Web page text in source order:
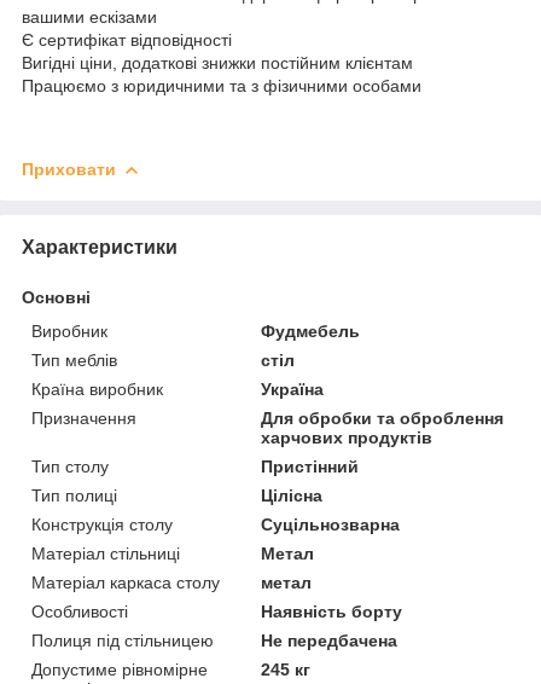
вашими ескізами
Є сертифікат відповідності
Вигідні ціни, додаткові знижки постійним клієнтам
Працюємо з юридичними та з фізичними особами
Приховати
Характеристики
Основні
Виробник
Фудмебель
Тип меблів
стіл
Країна виробник
Україна
Призначення
Для обробки та оброблення
харчових продуктів
Тип столу
Пристінний
Тип полиці
Цілісна
Конструкція столу
Суцільнозварна
Матеріал стільниці
Метал
Матеріал каркаса столу
метал
Особливості
Наявність борту
Полиця під стільницею
Не передбачена
Допустиме рівномірне
245 кг